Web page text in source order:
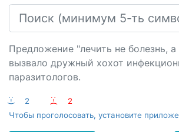
Предложение "лечить не болезнь,
вызвало дружный хохот
паразитологов.
:-) 2 :-(
2
Чтобы проголосовать, установите